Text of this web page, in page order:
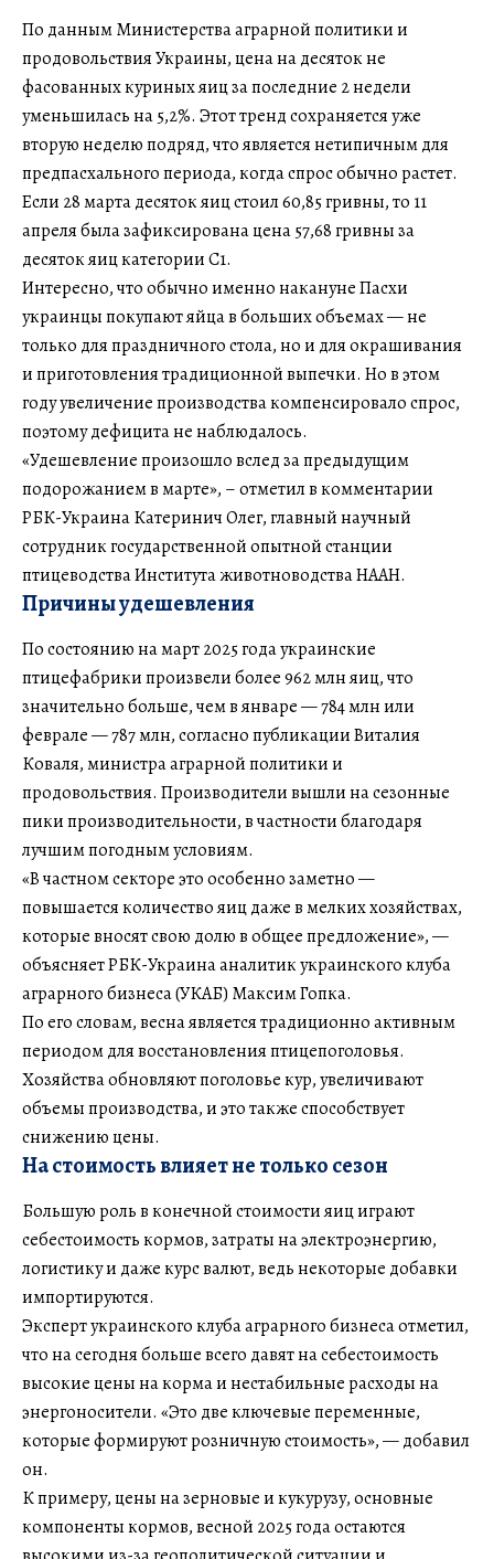
По данным Министерства аграрной политики и
продовольствия Украины, цена на десяток не
фасованных куриных яиц за последние 2 недели
уменьшилась на 5,2%. Этот тренд сохраняется уже
вторую неделю подряд, что является нетипичным для
предпасхального периода, когда спрос обычно растет.
Если 28 марта десяток яиц стоил 60,85 гривны, то 11
апреля была зафиксирована цена 57,68 гривны за
десяток яиц категории С1.
Интересно, что обычно именно накануне Пасхи
украинцы покупают яйца в больших объемах — не
только для праздничного стола, но и для окрашивания
и приготовления традиционной выпечки. Но в этом
году увеличение производства компенсировало спрос,
поэтому дефицита не наблюдалось.
«Удешевление произошло вслед за предыдущим
подорожанием в марте», – отметил в комментарии
РБК-Украина Катеринич Олег, главный научный
сотрудник государственной опытной станции
птицеводства Института животноводства НААН.
Причины удешевления
По состоянию на март 2025 года украинские
птицефабрики произвели более 962 млн яиц, что
значительно больше, чем в январе — 784 млн или
феврале — 787 млн, согласно публикации Виталия
Коваля, министра аграрной политики и
продовольствия. Производители вышли на сезонные
пики производительности, в частности благодаря
лучшим погодным условиям.
«В частном секторе это особенно заметно —
повышается количество яиц даже в мелких хозяйствах,
которые вносят свою долю в общее предложение», —
объясняет РБК-Украина аналитик украинского клуба
аграрного бизнеса (УКАБ) Максим Гопка.
По его словам, весна является традиционно активным
периодом для восстановления птицепоголовья.
Хозяйства обновляют поголовье кур, увеличивают
объемы производства, и это также способствует
снижению цены.
На стоимость влияет не только сезон
Большую роль в конечной стоимости яиц играют
себестоимость кормов, затраты на электроэнергию,
логистику и даже курс валют, ведь некоторые добавки
импортируются.
Эксперт украинского клуба аграрного бизнеса отметил,
что на сегодня больше всего давят на себестоимость
высокие цены на корма и нестабильные расходы на
энергоносители. «Это две ключевые переменные,
которые формируют розничную стоимость», — добавил
он.
К примеру, цены на зерновые и кукурузу, основные
компоненты кормов, весной 2025 года остаются